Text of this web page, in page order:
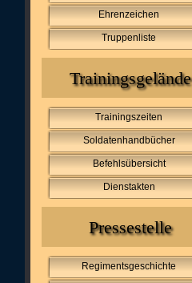
Ehrenzeichen
Truppenliste
Trainingsgelände
Trainingszeiten
Soldatenhandbücher
Befehlsübersicht
Dienstakten
Pressestelle
Regimentsgeschichte